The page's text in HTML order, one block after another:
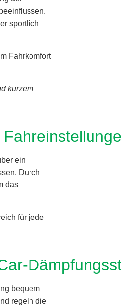
sportlich
Fahrkomfort
kurzem
ein
Durch
das
für jede
bequem
regeln die